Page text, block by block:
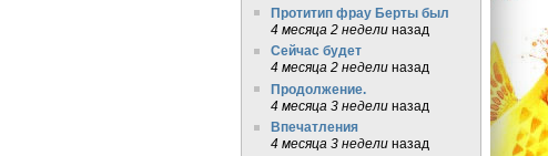
Протитип фрау Берты был
4 месяца 2 неделиназад
Сейчас будет
4 месяца 2 неделиназад
Продолжение.
4 месяца 3 неделиназад
Впечатления
4 месяца 3 неделиназад